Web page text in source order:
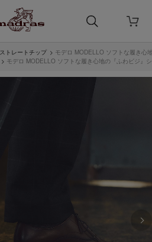
ストレートチップ > モデロ MODELLO ソフトな履き
> モデロ MODELLO ソフトな履き心地の『ふわビジ